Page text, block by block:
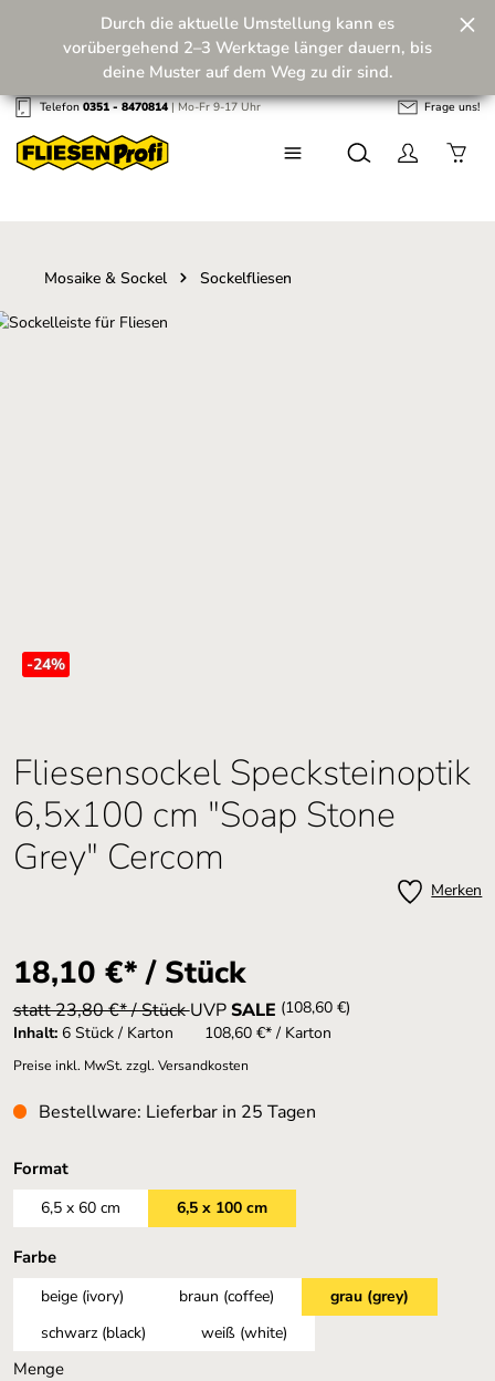
Zum Hauptinhalt springen
Zukunft! 💪
Durch die aktuelle Umstellung kann es
vorübergehend 2–3 Werktage länger dauern, bis
deine Muster auf dem Weg zu dir sind.
Telefon0351 - 8470814| Mo-Fr 9-17 Uhr Frage uns!
Mosaike & Sockel Sockelfliesen
Bildergalerie überspringen
-24%
Fliesensockel Specksteinoptik
6,5x100 cm "Soap Stone
Grey" Cercom
Merken
18,10 €* / Stück
statt 23,80 €* / StückUVPSALE (108,60 €)
Inhalt: 6 Stück / Karton 108,60 €* / Karton
Preise inkl. MwSt. zzgl. Versandkosten
Bestellware: Lieferbar in 25 Tagen
Formatauswählen
6,5 x 60 cm 6,5 x 100 cm
Farbeauswählen
beige (ivory) braun (coffee)
grau (grey)
schwarz (black)
weiß (white)
Menge